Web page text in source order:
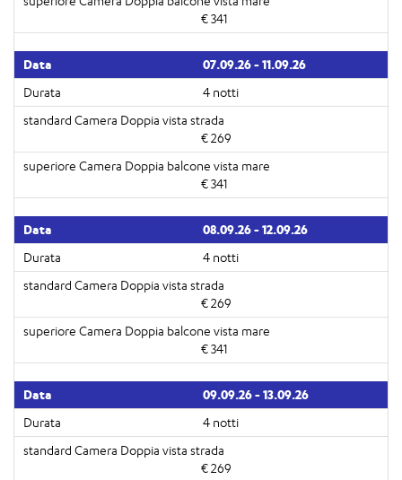
€ 341
07.09.26 - 11.09.26
4 notti
€ 269
€ 341
08.09.26 - 12.09.26
4 notti
€ 269
€ 341
09.09.26 - 13.09.26
4 notti
€ 269